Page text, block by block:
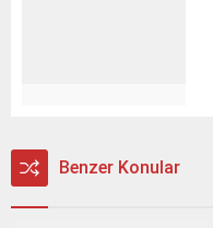
Benzer Konular